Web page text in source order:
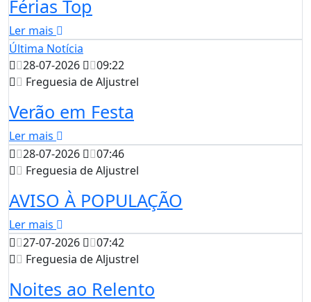
Férias Top
Ler mais
Última Notícia
28-07-2026
09:22
Freguesia de Aljustrel
Verão em Festa
Ler mais
28-07-2026
07:46
Freguesia de Aljustrel
AVISO À POPULAÇÃO
Ler mais
27-07-2026
07:42
Freguesia de Aljustrel
Noites ao Relento